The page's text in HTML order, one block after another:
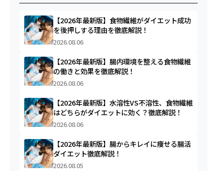
【2026年最新版】食物繊維がダイエット成功
を後押しする理由を徹底解説！
2026.08.06
【2026年最新版】腸内環境を整える食物繊維
の働きと効果を徹底解説！
2026.08.06
【2026年最新版】水溶性VS不溶性、食物繊維
はどちらがダイエットに効く？徹底解説！
2026.08.06
【2026年最新版】腸からキレイに痩せる腸活
ダイエット徹底解説！
2026.08.05